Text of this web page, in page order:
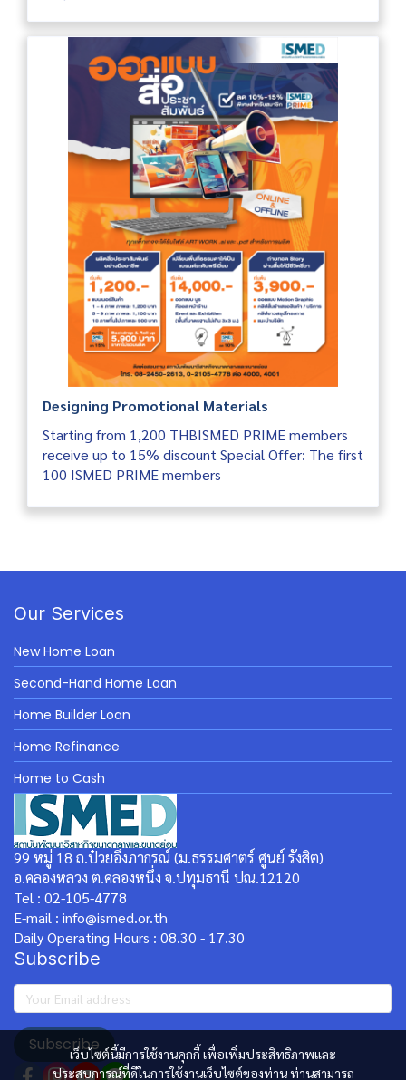
Designing Promotional Materials
Starting from 1,200 THBISMED PRIME members
receive up to 15% discount Special Offer: The first
100 ISMED PRIME members
เว็บไซต์นี้มีการใช้งานคุกกี้ เพื่อเพิ่มประสิทธิภาพและ
ประสบการณ์ที่ดีในการใช้งานเว็บไซต์ของท่าน ท่านสามารถ
Our Services
New Home Loan
Second-Hand Home Loan
Home Builder Loan
Home Refinance
Home to Cash
99 หมู่ 18 ถ.ป๋วยอึ๊งภากรณ์ (ม.ธรรมศาตร์ ศูนย์ รังสิต)
อ.คลองหลวง ต.คลองหนึ่ง จ.ปทุมธานี ปณ.12120
Tel : 02-105-4778
E-mail : info@ismed.or.th
Daily Operating Hours : 08.30 - 17.30
Subscribe
Subscribe